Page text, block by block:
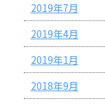
2019年7月
2019年4月
2019年1月
2018年9月